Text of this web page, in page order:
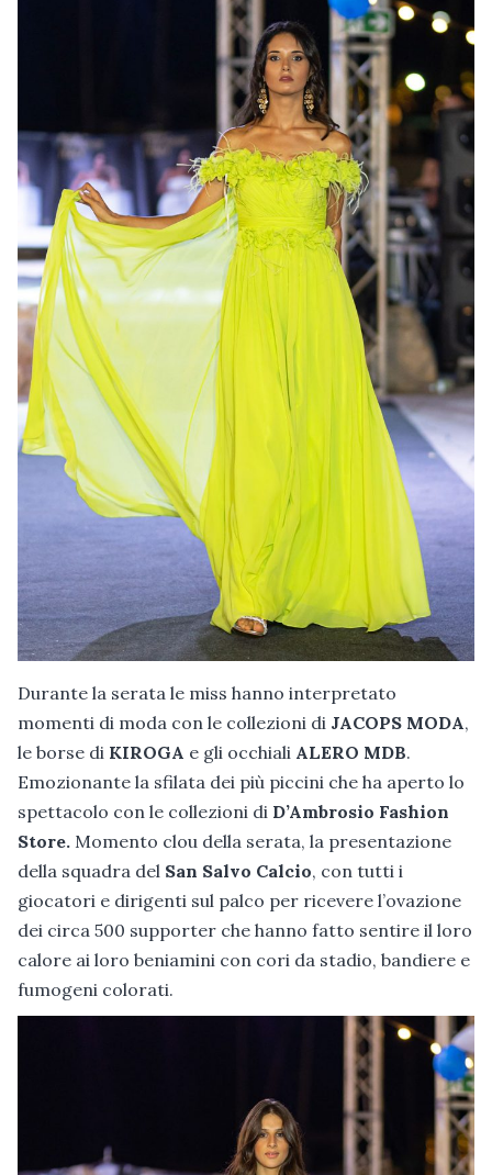
Durante la serata le miss hanno interpretato
momenti di moda con le collezioni di JACOPS MODA,
le borse di KIROGA e gli occhiali ALERO MDB.
Emozionante la sfilata dei più piccini che ha aperto lo
spettacolo con le collezioni di D’Ambrosio Fashion
Store. Momento clou della serata, la presentazione
della squadra del San Salvo Calcio, con tutti i
giocatori e dirigenti sul palco per ricevere l’ovazione
dei circa 500 supporter che hanno fatto sentire il loro
calore ai loro beniamini con cori da stadio, bandiere e
fumogeni colorati.